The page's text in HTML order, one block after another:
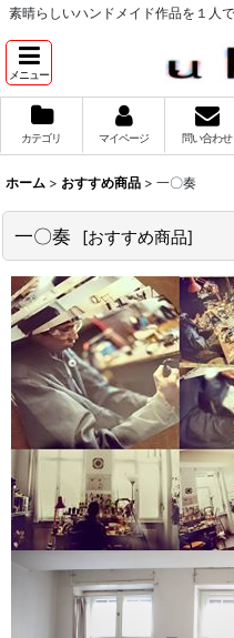
素晴らしいハンドメイド作品を１人
メニュー
カテゴリ マイページ 問い合わせ
ホーム > おすすめ商品 > 一〇奏
一〇奏 [おすすめ商品]